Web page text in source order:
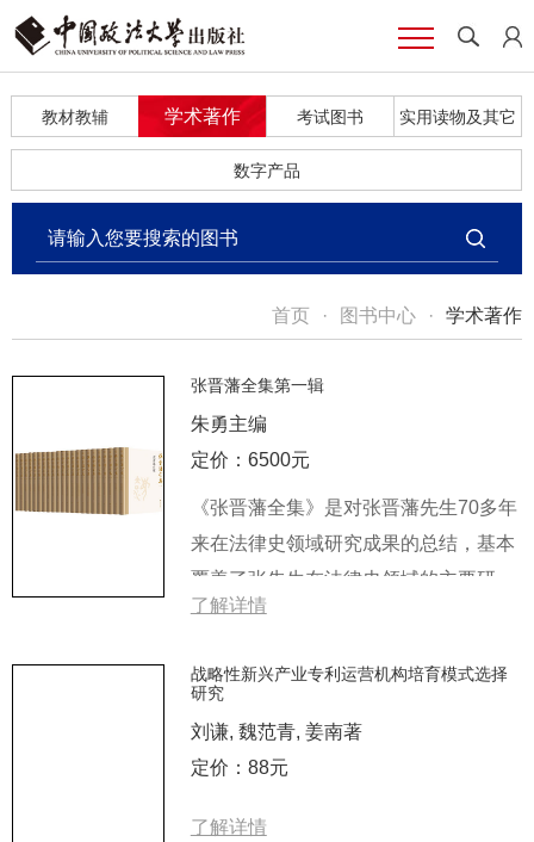
教材教辅 学术著作 考试图书 实用读物及其它
数字产品
首页 · 图书中心 · 学术著作
张晋藩全集第一辑
朱勇主编
定价：6500元
《张晋藩全集》是对张晋藩先生70多年
来在法律史领域研究成果的总结，基本
覆盖了张先生在法律史领域的主要研究
成果，其...
了解详情
战略性新兴产业专利运营机构培育模式选择
研究
刘谦, 魏范青, 姜南著
定价：88元
了解详情